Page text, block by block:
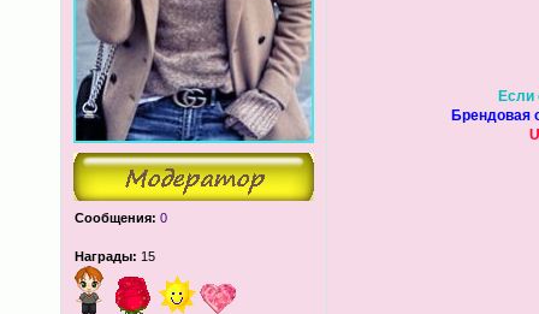
Сообщения: 0
Награды: 15
Если
Брендовая